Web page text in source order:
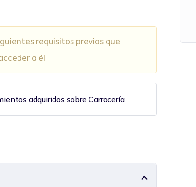
requisitos previos que
a él
adquiridos sobre Carrocería